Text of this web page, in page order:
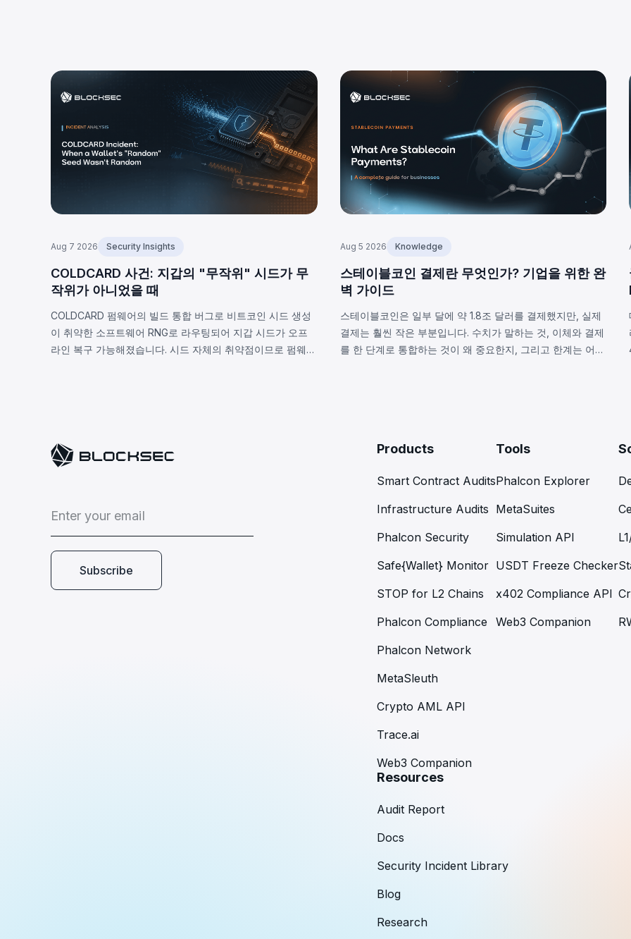
Aug 7 2026 Security Insights
COLDCARD 사건: 지갑의 "무작위" 시드가 무
작위가 아니었을 때
COLDCARD 펌웨어의 빌드 통합 버그로 비트코인 시드 생성
이 취약한 소프트웨어 RNG로 라우팅되어 지갑 시드가 오프
라인 복구 가능해졌습니다. 시드 자체의 취약점이므로 펌웨어
Aug 5 2026 Knowledge
스테이블코인 결제란 무엇인가? 기업을 위한 완
벽 가이드
스테이블코인은 일부 달에 약 1.8조 달러를 결제했지만, 실제
결제는 훨씬 작은 부분입니다. 수치가 말하는 것, 이체와 결제
를 한 단계로 통합하는 것이 왜 중요한지, 그리고 한계는 어디
Enter your email
Subscribe
Products
Smart Contract Audits
Infrastructure Audits
Phalcon Security
Safe{Wallet} Monitor
STOP for L2 Chains
Phalcon Compliance
Phalcon Network
MetaSleuth
Crypto AML API
Trace.ai
Web3 Companion
Tools
Phalcon Explorer
MetaSuites
Simulation API
USDT Freeze Checker
x402 Compliance API
Web3 Companion
Resources
Audit Report
Docs
Security Incident Library
Blog
Research